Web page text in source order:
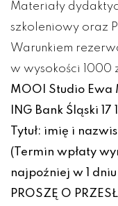
Materiały
szkoleniowy oraz
Warunkiem
w wysokości 1000
MOOI Studio Ewa
ING Bank Śląski
Tytuł: imię i
(Termin wpłaty
najpoźniej w 1
PROSZĘ O